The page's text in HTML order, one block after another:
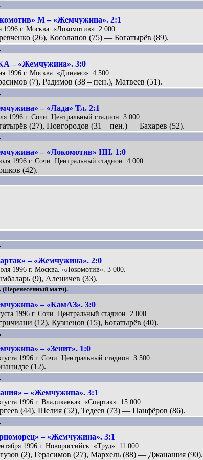
М – «Жемчужина». 2:1
1996 г. Москва. «Локомотив». 2 000.
(26), Косолапов (75) — Богатырёв (89).
– «Жемчужина». 3:0
1996 г. Москва. «Динамо». 4 500.
(7), Радимов (38 – пен.), Матвеев (51).
– «Лада» Тл. 2:1
1996 г. Сочи. Центральный стадион. 3 000.
(27), Новгородов (31 – пен.) — Бахарев (52).
– «Локомотив» НН. 1:0
1996 г. Сочи. Центральный стадион. 4 000.
(42).
– «Жемчужина». 2:0
1996 г. Москва. «Локомотив». 3 000.
(9), Аленичев (33).
(Перенесенный матч).
– «КамАЗ». 3:0
1996 г. Сочи. Центральный стадион. 2 000.
(12), Кузнецов (15), Богатырёв (40).
– «Зенит». 1:0
1996 г. Сочи. Центральный стадион. 3 500.
(12).
– «Жемчужина». 3:1
1996 г. Владикавказ. «Спартак». 15 000.
(44), Шелия (52), Тедеев (73) — Панфёров (86).
– «Жемчужина». 3:1
1996 г. Новороссийск. «Труд». 11 000.
(2), Герасимов (27), Мархель (88) — Джанашия (90).